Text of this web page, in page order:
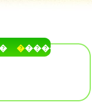
�����